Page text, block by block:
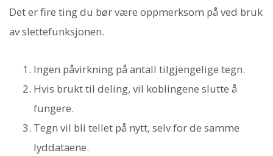
Det er fire ting du bør være oppmerksom på ved bruk
av slettefunksjonen.
Ingen påvirkning på antall tilgjengelige tegn.
Hvis brukt til deling, vil koblingene slutte å
fungere.
Tegn vil bli tellet på nytt, selv for de samme
lyddataene.